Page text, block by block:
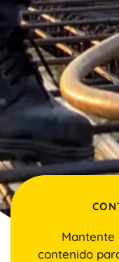
Mantente
contenido